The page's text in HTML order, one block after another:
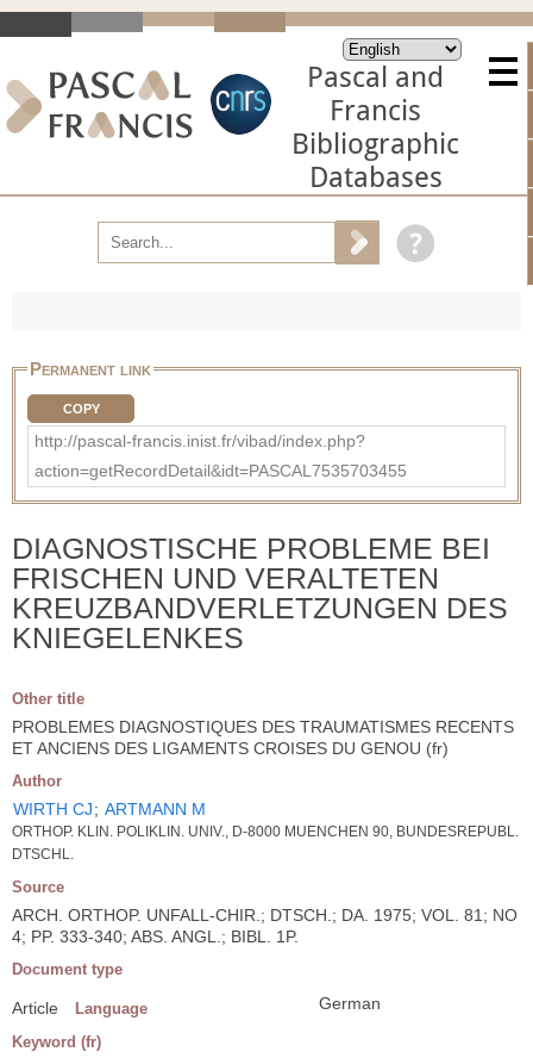
Pascal and
Francis
Bibliographic
Databases
Permanent link
COPY
http://pascal-francis.inist.fr/vibad/index.php?
action=getRecordDetail&idt=PASCAL7535703455
DIAGNOSTISCHE PROBLEME BEI
FRISCHEN UND VERALTETEN
KREUZBANDVERLETZUNGEN DES
KNIEGELENKES
Other title
PROBLEMES DIAGNOSTIQUES DES TRAUMATISMES RECENTS
ET ANCIENS DES LIGAMENTS CROISES DU GENOU (fr)
Author
WIRTH CJ; ARTMANN M
ORTHOP. KLIN. POLIKLIN. UNIV., D-8000 MUENCHEN 90, BUNDESREPUBL.
DTSCHL.
Source
ARCH. ORTHOP. UNFALL-CHIR.; DTSCH.; DA. 1975; VOL. 81; NO
4; PP. 333-340; ABS. ANGL.; BIBL. 1P.
Document type
Article Language German
Keyword (fr)